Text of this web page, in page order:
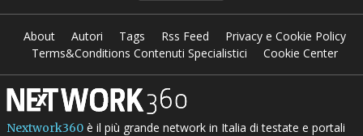
About Autori Tags Rss Feed
Privacy e Cookie Policy
Terms&Conditions Contenuti Specialistici
Cookie Center
Nextwork360è il più grande network in Italia di testate e portali